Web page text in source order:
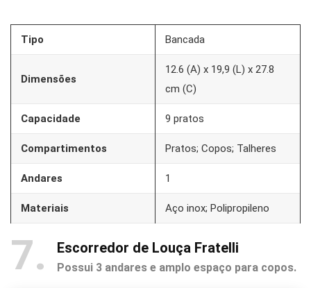
Tipo Bancada
Dimensões
12.6 (A) x 19,9 (L) x 27.8
cm (C)
Capacidade 9 pratos
Compartimentos Pratos; Copos; Talheres
Andares 1
Materiais Aço inox; Polipropileno
7 Escorredor de Louça Fratelli
Possui 3 andares e amplo espaço para copos.